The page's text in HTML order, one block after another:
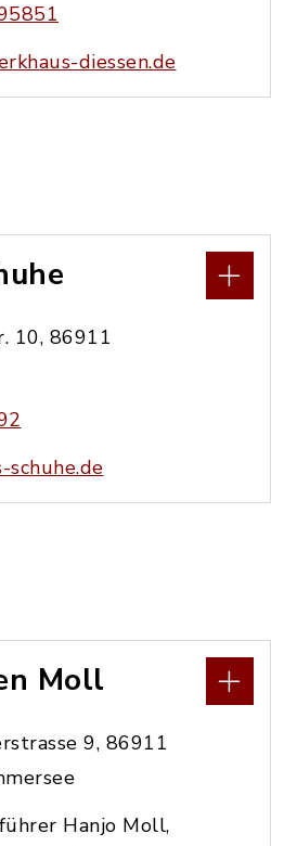
diessen.de
10, 86911
schuhe.de
Moll
9, 86911
Hanjo Moll,